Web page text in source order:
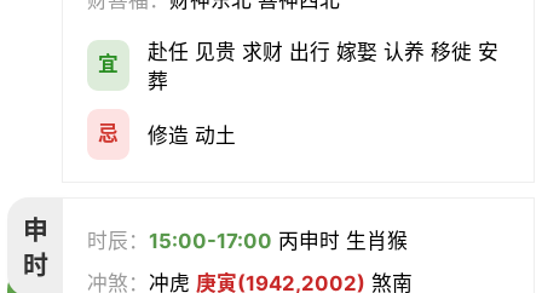
宜
赴任 见贵 求财 出行 嫁娶 认养 移徙 安
葬
忌 修造 动土
申
时
时辰：15:00-17:00 丙申时 生肖猴
冲煞：冲虎 庚寅(1942,2002) 煞南